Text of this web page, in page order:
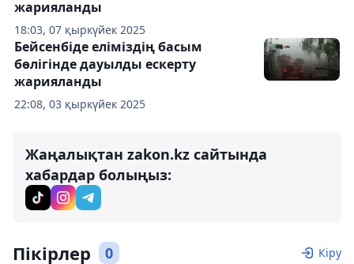
18:03, 07 қыркүйек 2025
жарияланды
22:08, 03 қыркүйек 2025
Бейсенбіде еліміздің басым
бөлігінде дауылды ескерту
жарияланды
Жаңалықтан zakon.kz сайтында
хабардар болыңыз:
Пікірлер 0 Кіру